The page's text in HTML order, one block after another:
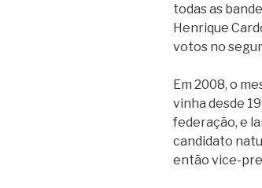
todas as
Henrique
votos no
Em 2008, o
vinha desde
federação, e
candidato
então vice-